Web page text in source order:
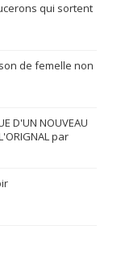
qui sortent
de femelle non
D'UN NOUVEAU
par